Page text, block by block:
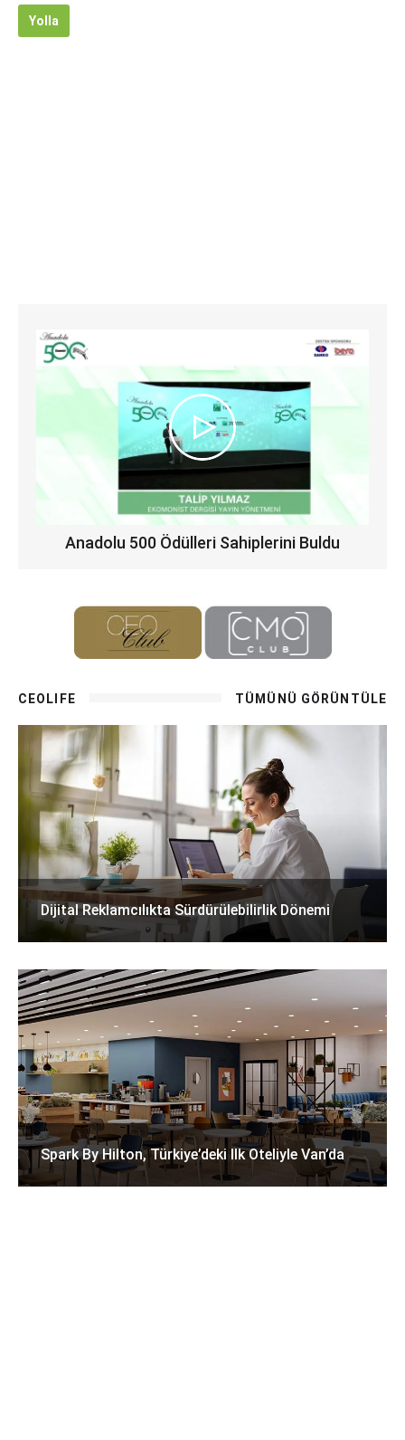
Yolla
Anadolu 500 Ödülleri Sahiplerini Buldu
CEOLIFE TÜMÜNÜ GÖRÜNTÜLE
Dijital Reklamcılıkta Sürdürülebilirlik Dönemi
Spark By Hilton, Türkiye’deki Ilk Oteliyle Van’da